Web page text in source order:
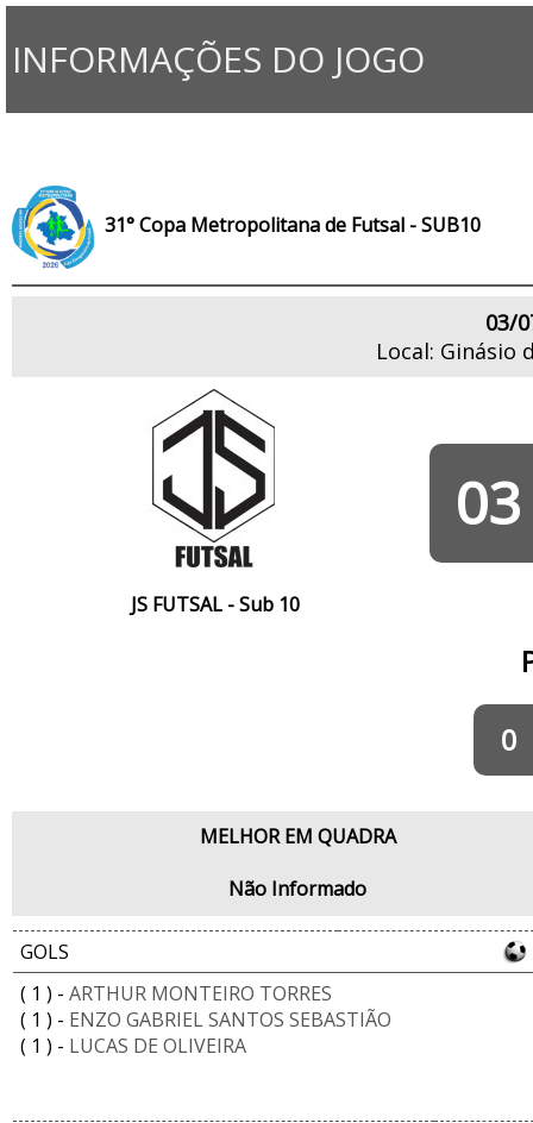
INFORMAÇÕES DO JOGO
31° Copa Metropolitana de Futsal - SUB10
03/
Local: Ginásio
JS FUTSAL - Sub 10
03
0
MELHOR EM QUADRA
Não Informado
GOLS
( 1 ) - ARTHUR MONTEIRO TORRES
( 1 ) - ENZO GABRIEL SANTOS SEBASTIÃO
( 1 ) - LUCAS DE OLIVEIRA